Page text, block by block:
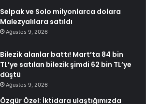
Selpak ve Solo milyonlarca dolara
Malezyalılara satıldı
Ağustos 9, 2026
Bilezik alanlar battı! Mart’ta 84 bin
TL’ye satılan bilezik şimdi 62 bin TL’ye
düştü
Ağustos 9, 2026
Özgür Özel: İktidara ulaştığımızda